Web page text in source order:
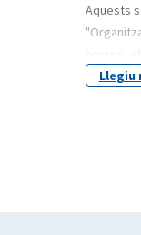
Aquests
horaris,
Llegiu